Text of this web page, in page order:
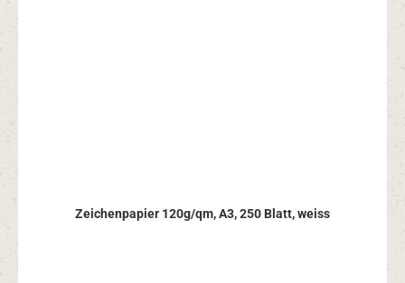
Zeichenpapier 120g/qm, A3, 250 Blatt, weiss